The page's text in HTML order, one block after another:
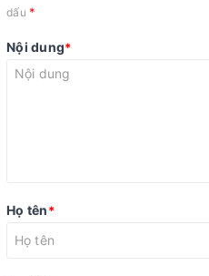
dấu *
Nội dung*
Họ tên*